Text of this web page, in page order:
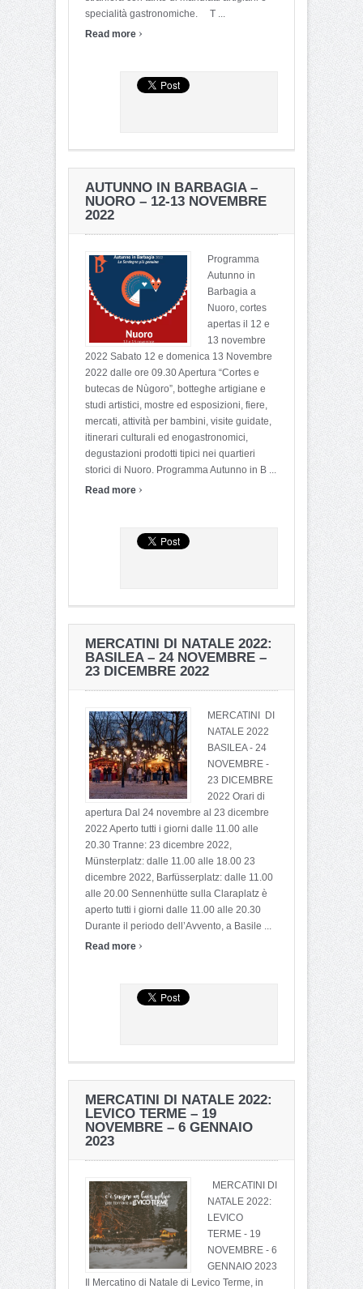
specialità gastronomiche. T ...
Read more ›
AUTUNNO IN BARBAGIA –
NUORO – 12-13 NOVEMBRE
2022
Programma
Autunno in
Barbagia a
Nuoro, cortes
apertas il 12 e
13 novembre
2022 Sabato 12 e domenica 13 Novembre
2022 dalle ore 09.30 Apertura “Cortes e
butecas de Nùgoro”, botteghe artigiane e
studi artistici, mostre ed esposizioni, fiere,
mercati, attività per bambini, visite guidate,
itinerari culturali ed enogastronomici,
degustazioni prodotti tipici nei quartieri
storici di Nuoro. Programma Autunno in B ...
Read more ›
MERCATINI DI NATALE 2022:
BASILEA – 24 NOVEMBRE –
23 DICEMBRE 2022
MERCATINI DI
NATALE 2022
BASILEA - 24
NOVEMBRE -
23 DICEMBRE
2022 Orari di
apertura Dal 24 novembre al 23 dicembre
2022 Aperto tutti i giorni dalle 11.00 alle
20.30 Tranne: 23 dicembre 2022,
Münsterplatz: dalle 11.00 alle 18.00 23
dicembre 2022, Barfüsserplatz: dalle 11.00
alle 20.00 Sennenhütte sulla Claraplatz è
aperto tutti i giorni dalle 11.00 alle 20.30
Durante il periodo dell’Avvento, a Basile ...
Read more ›
MERCATINI DI NATALE 2022:
LEVICO TERME – 19
NOVEMBRE – 6 GENNAIO
2023
MERCATINI DI
NATALE 2022:
LEVICO
TERME - 19
NOVEMBRE - 6
GENNAIO 2023
Il Mercatino di Natale di Levico Terme, in